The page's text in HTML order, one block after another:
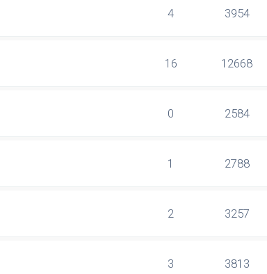
4 3954
16 12668
0 2584
1 2788
2 3257
3 3813